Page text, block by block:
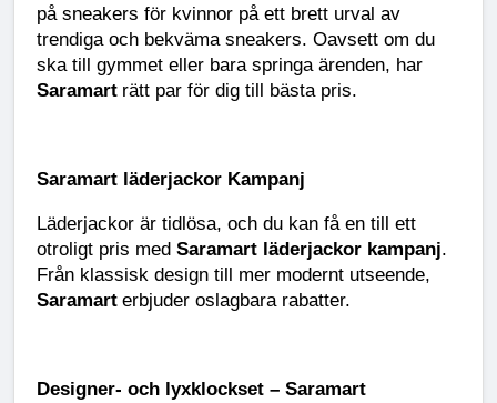
på sneakers för kvinnor på ett brett urval av
trendiga och bekväma sneakers. Oavsett om du
ska till gymmet eller bara springa ärenden, har
Saramart rätt par för dig till bästa pris.
Saramart läderjackor Kampanj
Läderjackor är tidlösa, och du kan få en till ett
otroligt pris med Saramart läderjackor kampanj.
Från klassisk design till mer modernt utseende,
Saramart erbjuder oslagbara rabatter.
Designer- och lyxklockset – Saramart